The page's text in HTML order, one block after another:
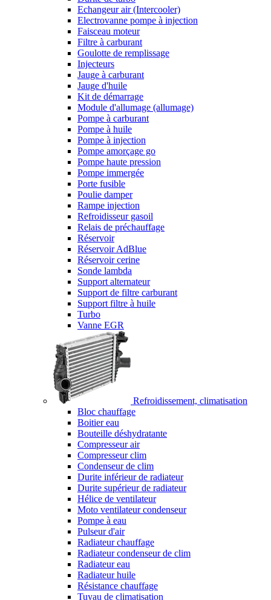
Echangeur air (Intercooler)
Electrovanne pompe à injection
Faisceau moteur
Filtre à carburant
Goulotte de remplissage
Injecteurs
Jauge à carburant
Jauge d'huile
Kit de démarrage
Module d'allumage (allumage)
Pompe à carburant
Pompe à huile
Pompe à injection
Pompe amorçage go
Pompe haute pression
Pompe immergée
Porte fusible
Poulie damper
Rampe injection
Refroidisseur gasoil
Relais de préchauffage
Réservoir
Réservoir AdBlue
Réservoir cerine
Sonde lambda
Support alternateur
Support de filtre carburant
Support filtre à huile
Turbo
Vanne EGR
Refroidissement, climatisation
Bloc chauffage
Boitier eau
Bouteille déshydratante
Compresseur air
Compresseur clim
Condenseur de clim
Durite inférieur de radiateur
Durite supérieur de radiateur
Hélice de ventilateur
Moto ventilateur condenseur
Pompe à eau
Pulseur d'air
Radiateur chauffage
Radiateur condenseur de clim
Radiateur eau
Radiateur huile
Résistance chauffage
Tuyau de climatisation